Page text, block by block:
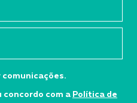
comunicações.
concordo com a Política de